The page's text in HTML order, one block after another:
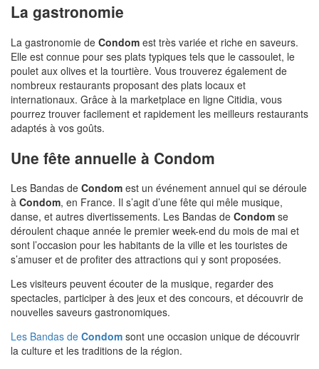
La gastronomie
La gastronomie de Condom est très variée et riche en saveurs.
Elle est connue pour ses plats typiques tels que le cassoulet, le
poulet aux olives et la tourtière. Vous trouverez également de
nombreux restaurants proposant des plats locaux et
internationaux. Grâce à la marketplace en ligne Citidia, vous
pourrez trouver facilement et rapidement les meilleurs restaurants
adaptés à vos goûts.
Une fête annuelle à Condom
Les Bandas de Condom est un événement annuel qui se déroule
à Condom, en France. Il s’agit d’une fête qui mêle musique,
danse, et autres divertissements. Les Bandas de Condom se
déroulent chaque année le premier week-end du mois de mai et
sont l’occasion pour les habitants de la ville et les touristes de
s’amuser et de profiter des attractions qui y sont proposées.
Les visiteurs peuvent écouter de la musique, regarder des
spectacles, participer à des jeux et des concours, et découvrir de
nouvelles saveurs gastronomiques.
Les Bandas de Condom sont une occasion unique de découvrir
la culture et les traditions de la région.